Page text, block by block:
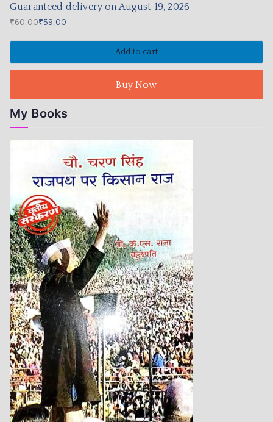
Guaranteed delivery on August 19, 2026
₹60.00₹59.00
Add to cart
Buy Now
My Books